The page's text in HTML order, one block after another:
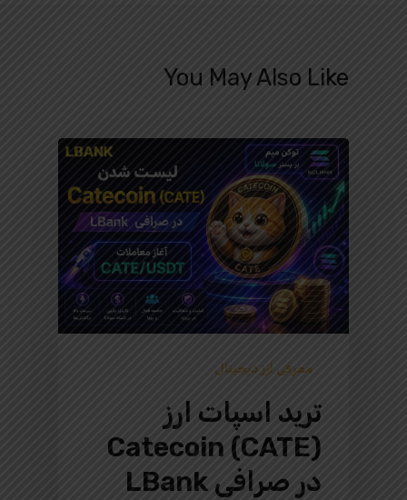
You May Also Like
معرفی ارز دیجیتال
ترید اسپات ارز
Catecoin (CATE)
در صرافی LBank